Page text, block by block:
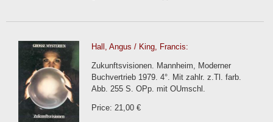
Hall, Angus / King, Francis:
Zukunftsvisionen. Mannheim, Moderner
Buchvertrieb 1979. 4°. Mit zahlr. z.Tl. farb.
Abb. 255 S. OPp. mit OUmschl.
Price: 21,00 €